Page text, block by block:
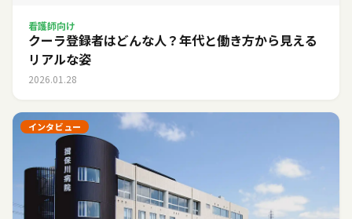
看護師向け
クーラ登録者はどんな人？年代と働き方から見える
リアルな姿
2026.01.28
インタビュー